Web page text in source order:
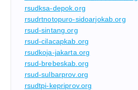
rsudksa-depok.org
rsudrtnotopuro-sidoarjokab.org
rsud-sintang.org
rsud-cilacapkab.org
rsudkoja-jakarta.org
rsud-brebeskab.org
rsud-sulbarprov.org
rsudtpi-kepriprov.org